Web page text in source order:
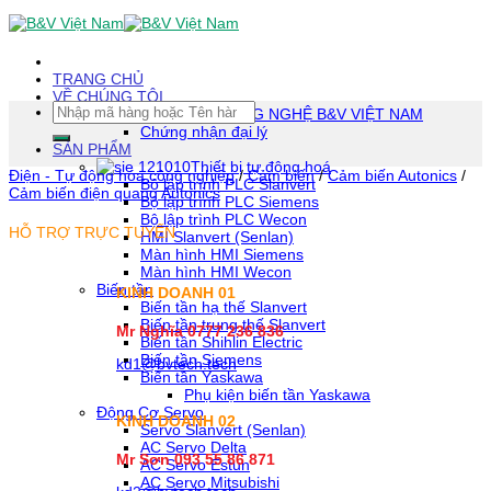
Skip
To
(tạm
dịch)
TRANG CHỦ
VỀ CHÚNG TÔI
CÔNG TY TNHH CÔNG NGHỆ B&V VIỆT NAM
Chứng nhận đại lý
SẢN PHẨM
Thiết bị tự động hoá
Bộ lập trình PLC Slanvert
Bộ lập trình PLC Siemens
Bộ lập trình PLC Wecon
HMI Slanvert (Senlan)
Màn hình HMI Siemens
Màn hình HMI Wecon
Biến tần
Biến tần hạ thế Slanvert
Biến tần trung thế Slanvert
Biến tần Shihlin Electric
Biến tần Siemens
Biến tần Yaskawa
Phụ kiện biến tần Yaskawa
Động Cơ Servo
Servo Slanvert (Senlan)
AC Servo Delta
AC Servo Estun
AC Servo Mitsubishi
Tìm
kiếm:
Điện - Tự động hóa công nghiệp / Cảm biến / Cảm biến Autonics /
Cảm biến điện quang Autonics
HỖ TRỢ TRỰC TUYẾN
KINH DOANH 01
Mr Nghĩa 0777 236 836
kd1@bvtech.tech
KINH DOANH 02
Mr Sơn093 55 86 871